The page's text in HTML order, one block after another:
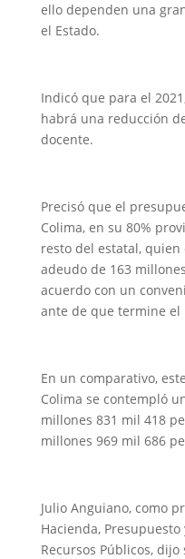
ello dependen una
el Estado.
Indicó que para el
habrá una reducción
docente.
Precisó que el
Colima, en su 80%
resto del estatal,
adeudo de 163
acuerdo con un
ante de que termine el
En un comparativo,
Colima se contempló
millones 831 mil 418
millones 969 mil 686
Julio Anguiano, como
Hacienda,
Recursos Públicos,